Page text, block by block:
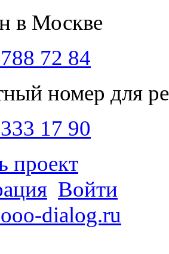
в Москве
72 84
номер для
17 90
проект
Войти
dialog.ru